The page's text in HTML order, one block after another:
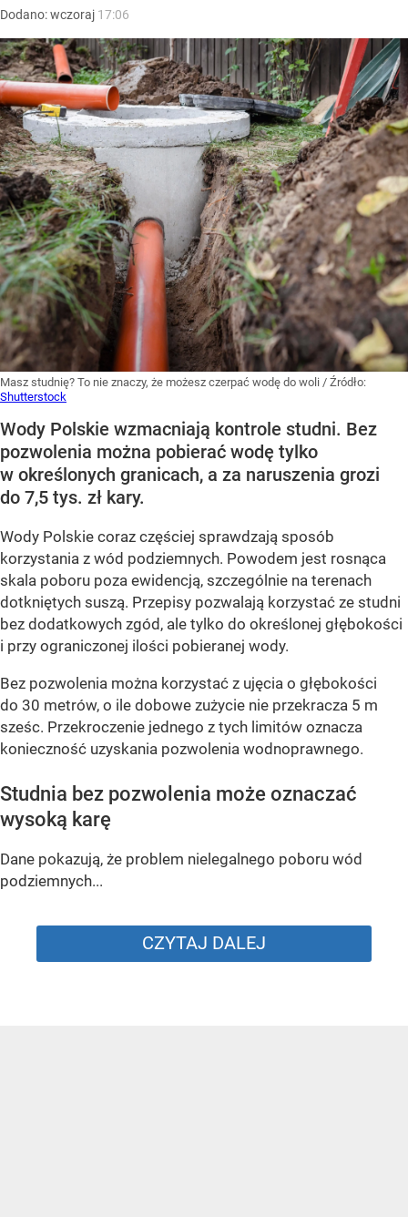
Dodano:wczoraj 17:06
Masz studnię? To nie znaczy, że możesz czerpać wodę do woli / Źródło:
Shutterstock
Wody Polskie wzmacniają kontrole studni. Bez
pozwolenia można pobierać wodę tylko
w określonych granicach, a za naruszenia grozi
do 7,5 tys. zł kary.
Wody Polskie coraz częściej sprawdzają sposób
korzystania z wód podziemnych. Powodem jest rosnąca
skala poboru poza ewidencją, szczególnie na terenach
dotkniętych suszą. Przepisy pozwalają korzystać ze studni
bez dodatkowych zgód, ale tylko do określonej głębokości
i przy ograniczonej ilości pobieranej wody.
Bez pozwolenia można korzystać z ujęcia o głębokości
do 30 metrów, o ile dobowe zużycie nie przekracza 5 m
sześc. Przekroczenie jednego z tych limitów oznacza
konieczność uzyskania pozwolenia wodnoprawnego.
Studnia bez pozwolenia może oznaczać
wysoką karę
Dane pokazują, że problem nielegalnego poboru wód
podziemnych...
CZYTAJ DALEJ